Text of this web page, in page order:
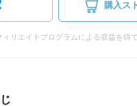
購入ス
ィリエイトプログラムによる収益を得